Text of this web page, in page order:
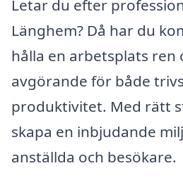
Letar du efter
Länghem? Då har du
hålla en arbetsplats ren
avgörande för både
produktivitet. Med rätt
skapa en inbjudande
anställda och besökare.